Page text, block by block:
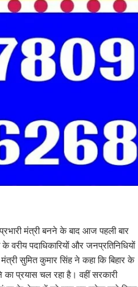
मंत्री बनने के बाद आज पहली बार
पदाधिकारियों और जनप्रतिनिधियों
सुमित कुमार सिंह ने कहा कि बिहार के
प्रयास चल रहा है। वहीं सरकारी